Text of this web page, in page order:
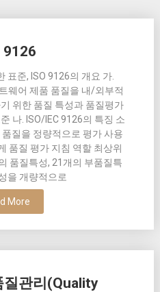
9126
표준, ISO 9126의 개요 가.
웨어 제품 품질을 내/외부적
위한 품질 특성과 품질평가
나. ISO/IEC 9126의 특징 소
질을 정량적으로 평가 사용
품질 평가 지침 역할 최상위
품질특성, 21개의 부품질특
을 개량적으로
More
질관리(Quality